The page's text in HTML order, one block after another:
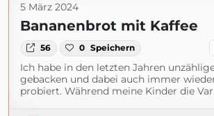
5 März 2024
Bananenbrot mit Kaffee
56 0 Speichern
Ich habe in den letzten Jahren
gebacken und dabei auch immer
probiert. Während meine Kinder die